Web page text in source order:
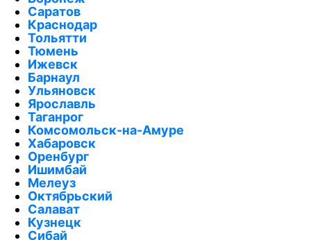
Саратов
Краснодар
Тольятти
Тюмень
Ижевск
Барнаул
Ульяновск
Ярославль
Таганрог
Комсомольск-на-Амуре
Хабаровск
Оренбург
Ишимбай
Мелеуз
Октябрьский
Салават
Кузнецк
Сибай